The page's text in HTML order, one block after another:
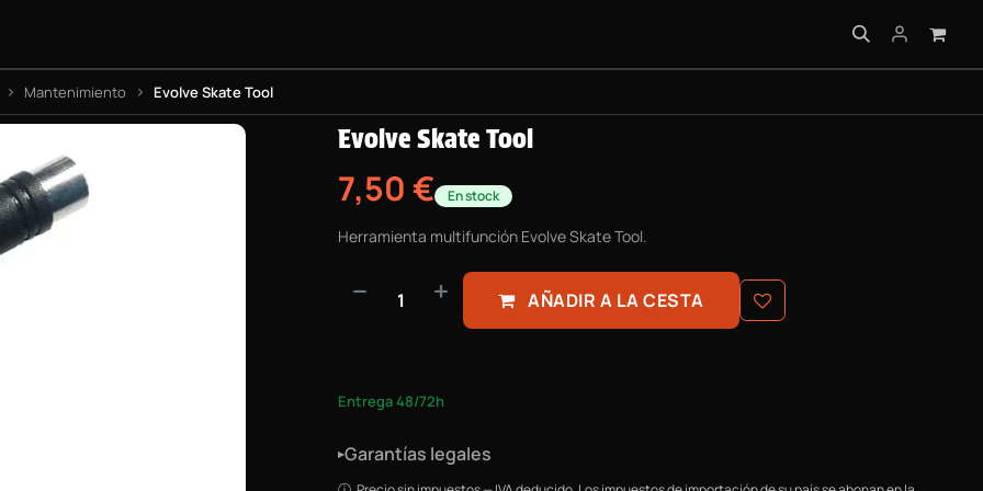
Mantenimiento Evolve Skate Tool
Evolve Skate Tool
7,50 € En stock
Herramienta multifunción Evolve Skate Tool.
AÑADIR A LA CESTA
Entrega 48/72h
▸Garantías legales